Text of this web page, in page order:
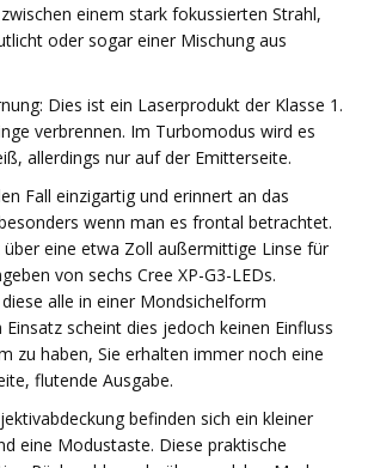
einem stark fokussierten Strahl,
oder sogar einer Mischung aus
Dies ist ein Laserprodukt der Klasse 1.
verbrennen. Im Turbomodus wird es
allerdings nur auf der Emitterseite.
Fall einzigartig und erinnert an das
wenn man es frontal betrachtet.
eine etwa Zoll außermittige Linse für
von sechs Cree XP-G3-LEDs.
alle in einer Mondsichelform
scheint dies jedoch keinen Einfluss
zu haben, Sie erhalten immer noch eine
flutende Ausgabe.
befinden sich ein kleiner
eine Modustaste. Diese praktische